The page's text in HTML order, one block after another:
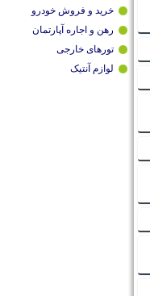
خرید و فروش خودرو
رهن و اجاره آپارتمان
تورهای خارجی
لوازم آنتیک